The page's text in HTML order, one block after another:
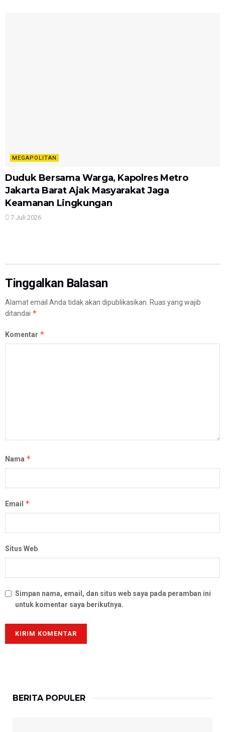
MEGAPOLITAN
Duduk Bersama Warga, Kapolres Metro
Jakarta Barat Ajak Masyarakat Jaga
Keamanan Lingkungan
7 Juli 2026
Tinggalkan Balasan
Alamat email Anda tidak akan dipublikasikan. Ruas yang wajib
ditandai *
Komentar *
Nama *
Email *
Situs Web
Simpan nama, email, dan situs web saya pada peramban ini
untuk komentar saya berikutnya.
BERITA POPULER